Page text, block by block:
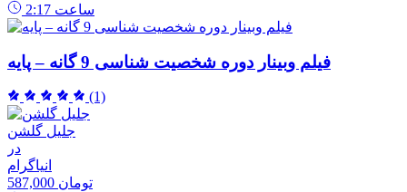
2:17 ساعت
فیلم وبینار دوره شخصیت شناسی 9 گانه – پایه
(1)
جلیل گلشن
در
انیاگرام
587,000 تومان